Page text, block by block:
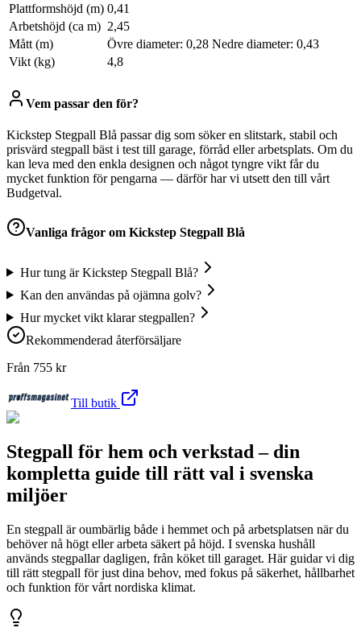
Plattformshöjd (m) 0,41
Arbetshöjd (ca m) 2,45
Mått (m)
Övre diameter: 0,28 Nedre diameter: 0,43
Vikt (kg)
4,8
Vem passar den för?
Kickstep Stegpall Blå passar dig som söker en slitstark, stabil och
prisvärd stegpall bäst i test till garage, förråd eller arbetsplats. Om du
kan leva med den enkla designen och något tyngre vikt får du
mycket funktion för pengarna — därför har vi utsett den till vårt
Budgetval.
Vanliga frågor om Kickstep Stegpall Blå
Hur tung är Kickstep Stegpall Blå?
Kan den användas på ojämna golv?
Hur mycket vikt klarar stegpallen?
Rekommenderad återförsäljare
Från 755 kr
Till butik
Stegpall för hem och verkstad – din
kompletta guide till rätt val i svenska
miljöer
En stegpall är oumbärlig både i hemmet och på arbetsplatsen när du
behöver nå högt eller arbeta säkert på höjd. I svenska hushåll
används stegpallar dagligen, från köket till garaget. Här guidar vi dig
till rätt stegpall för just dina behov, med fokus på säkerhet, hållbarhet
och funktion för vårt nordiska klimat.